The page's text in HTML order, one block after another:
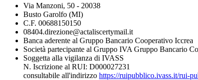
Via Manzoni, 50 - 20038
Busto Garolfo (MI)
C.F. 00688150150
08404.direzione@actaliscertymail.it
Banca aderente al Gruppo Bancario Cooperativo Iccrea
Società partecipante al Gruppo IVA Gruppo Bancario
Soggetta alla vigilanza di IVASS
N. Iscrizione al RUI: D000027231
consultabile all'indirizzo https://ruipubblico.ivass.it/rui-